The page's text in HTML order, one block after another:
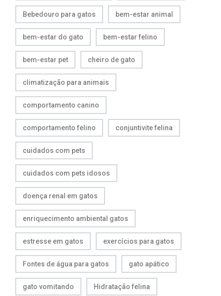
Bebedouro para gatos bem-estar animal
bem-estar do gato bem-estar felino
bem-estar pet cheiro de gato
climatização para animais
comportamento canino
comportamento felino conjuntivite felina
cuidados com pets
cuidados com pets idosos
doença renal em gatos
enriquecimento ambiental gatos
estresse em gatos exercícios para gatos
Fontes de água para gatos gato apático
gato vomitando Hidratação felina